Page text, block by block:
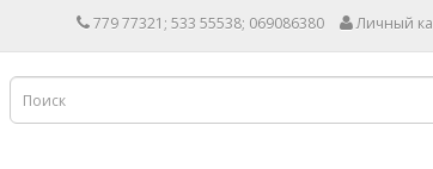
779 77321; 533 55538; 069086380 Личный